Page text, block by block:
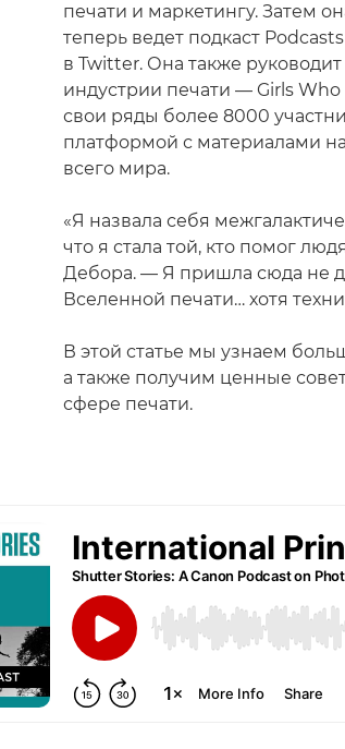
печати и маркетингу. Затем
теперь ведет подкаст
в Twitter. Она также
индустрии печати — Girls
свои ряды более 8000
платформой с материалами
всего мира.
«Я назвала себя
что я стала той, кто помог
Дебора. — Я пришла сюда не
Вселенной печати… хотя
В этой статье мы узнаем
а также получим ценные
сфере печати.